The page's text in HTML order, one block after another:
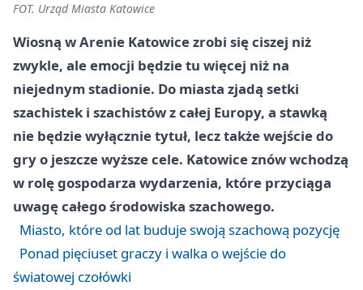
FOT. Urząd Miasta Katowice
Wiosną w Arenie Katowice zrobi się ciszej niż
zwykle, ale emocji będzie tu więcej niż na
niejednym stadionie. Do miasta zjadą setki
szachistek i szachistów z całej Europy, a stawką
nie będzie wyłącznie tytuł, lecz także wejście do
gry o jeszcze wyższe cele. Katowice znów wchodzą
w rolę gospodarza wydarzenia, które przyciąga
uwagę całego środowiska szachowego.
Miasto, które od lat buduje swoją szachową pozycję
Ponad pięciuset graczy i walka o wejście do
światowej czołówki